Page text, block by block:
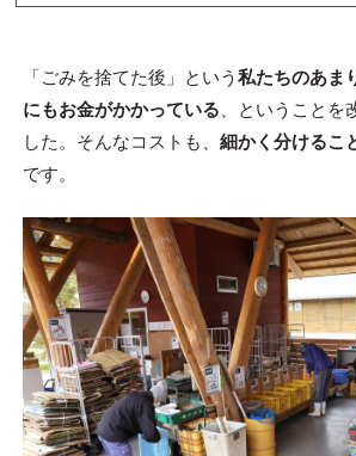
「ごみを捨てた後」という 私たちのあま
にもお金がかかっている 、ということを
した。そんなコストも、 細かく分けるこ
です。